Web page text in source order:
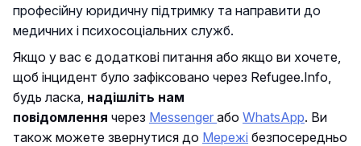
професійну юридичну підтримку та направити до
медичних і психосоціальних служб.
Якщо у вас є додаткові питання або якщо ви хочете,
щоб інцидент було зафіксовано через Refugee.Info,
будь ласка, надішліть нам
повідомлення через Messenger або WhatsApp. Ви
також можете звернутися до Мережі безпосередньо